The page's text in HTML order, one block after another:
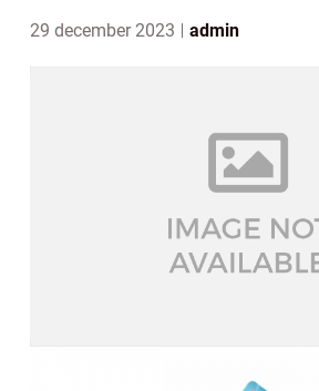
29 december 2023 admin